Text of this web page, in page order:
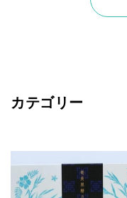
カテゴリー